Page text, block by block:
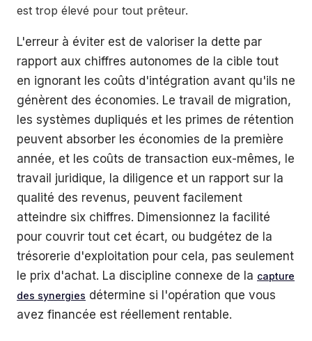
est trop élevé pour tout prêteur.
L'erreur à éviter est de valoriser la dette par
rapport aux chiffres autonomes de la cible tout
en ignorant les coûts d'intégration avant qu'ils ne
génèrent des économies. Le travail de migration,
les systèmes dupliqués et les primes de rétention
peuvent absorber les économies de la première
année, et les coûts de transaction eux-mêmes, le
travail juridique, la diligence et un rapport sur la
qualité des revenus, peuvent facilement
atteindre six chiffres. Dimensionnez la facilité
pour couvrir tout cet écart, ou budgétez de la
trésorerie d'exploitation pour cela, pas seulement
le prix d'achat. La discipline connexe de la capture
des synergies détermine si l'opération que vous
avez financée est réellement rentable.